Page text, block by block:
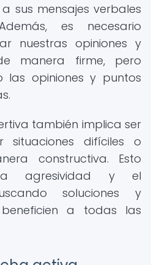
sus mensajes verbales
es necesario
nuestras opiniones y
manera firme, pero
las opiniones y puntos
también implica ser
difíciles o
constructiva. Esto
agresividad y el
soluciones y
a todas las